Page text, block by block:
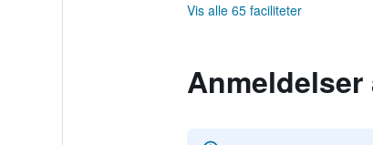
Vis alle 65 faciliteter